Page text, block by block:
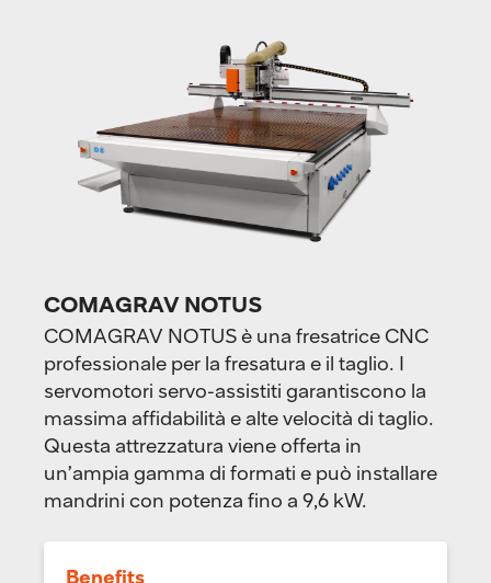
COMAGRAV NOTUS
COMAGRAV NOTUS è una fresatrice CNC
professionale per la fresatura e il taglio. I
servomotori servo-assistiti garantiscono la
massima affidabilità e alte velocità di taglio.
Questa attrezzatura viene offerta in
un’ampia gamma di formati e può installare
mandrini con potenza fino a 9,6 kW.
Benefits